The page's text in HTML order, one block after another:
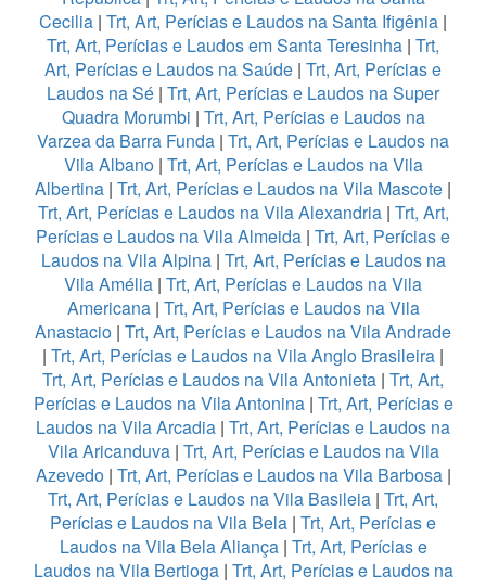
Cecilia | Trt, Art, Perícias e Laudos na Santa Ifigênia |
Trt, Art, Perícias e Laudos em Santa Teresinha | Trt,
Art, Perícias e Laudos na Saúde | Trt, Art, Perícias e
Laudos na Sé | Trt, Art, Perícias e Laudos na Super
Quadra Morumbi | Trt, Art, Perícias e Laudos na
Varzea da Barra Funda | Trt, Art, Perícias e Laudos na
Vila Albano| Trt, Art, Perícias e Laudos na Vila
Albertina | Trt, Art, Perícias e Laudos na Vila Mascote |
Trt, Art, Perícias e Laudos na Vila Alexandria| Trt, Art,
Perícias e Laudos na Vila Almeida | Trt, Art, Perícias e
Laudos na Vila Alpina | Trt, Art, Perícias e Laudos na
Vila Amélia | Trt, Art, Perícias e Laudos na Vila
Americana| Trt, Art, Perícias e Laudos na Vila
Anastacio | Trt, Art, Perícias e Laudos na Vila Andrade
| Trt, Art, Perícias e Laudos na Vila Anglo Brasileira |
Trt, Art, Perícias e Laudos na Vila Antonieta | Trt, Art,
Perícias e Laudos na Vila Antonina| Trt, Art, Perícias e
Laudos na Vila Arcadia | Trt, Art, Perícias e Laudos na
Vila Aricanduva| Trt, Art, Perícias e Laudos na Vila
Azevedo| Trt, Art, Perícias e Laudos na Vila Barbosa|
Trt, Art, Perícias e Laudos na Vila Basileia | Trt, Art,
Perícias e Laudos na Vila Bela | Trt, Art, Perícias e
Laudos na Vila Bela Aliança| Trt, Art, Perícias e
Laudos na Vila Bertioga| Trt, Art, Perícias e Laudos na